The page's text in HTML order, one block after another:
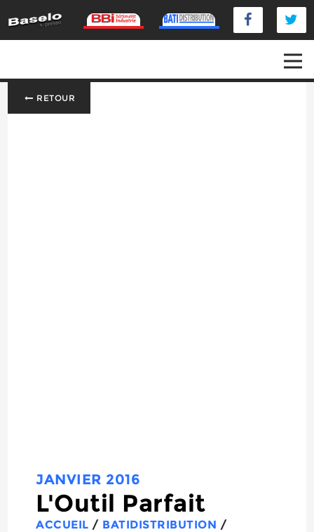
RETOUR
JANVIER 2016
L'Outil Parfait
ACCUEIL / BATIDISTRIBUTION /